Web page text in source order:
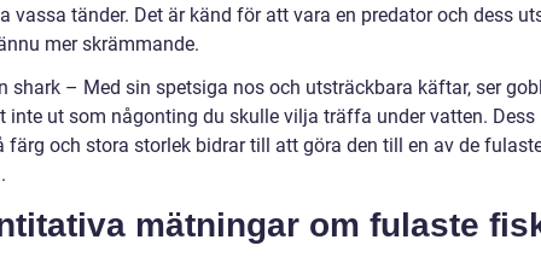
vassa tänder. Det är känd för att vara en predator och dess
mer skrämmande.
shark – Med sin spetsiga nos och utsträckbara käftar, ser
inte ut som någonting du skulle vilja träffa under vatten. Dess
färg och stora storlek bidrar till att göra den till en av de
mätningar om fulaste